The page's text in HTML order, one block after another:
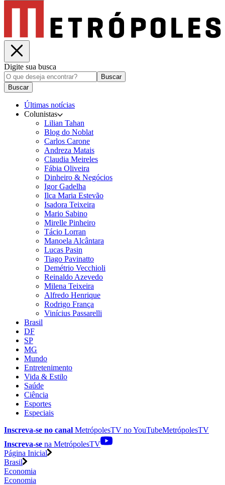
Digite sua busca
Buscar
Buscar
Últimas notícias
Colunistas
Lilian Tahan
Blog do Noblat
Carlos Carone
Andreza Matais
Claudia Meireles
Fábia Oliveira
Dinheiro & Negócios
Igor Gadelha
Ilca Maria Estevão
Isadora Teixeira
Mario Sabino
Mirelle Pinheiro
Tácio Lorran
Manoela Alcântara
Lucas Pasin
Tiago Pavinatto
Demétrio Vecchioli
Reinaldo Azevedo
Milena Teixeira
Alfredo Henrique
Rodrigo França
Vinícius Passarelli
Brasil
DF
SP
MG
Mundo
Entretenimento
Vida & Estilo
Saúde
Ciência
Esportes
Especiais
Inscreva-se no canal MetrópolesTV noYouTubeMetrópolesTV
Inscreva-se na MetrópolesTV
Página Inicial
Brasil
Economia
Economia